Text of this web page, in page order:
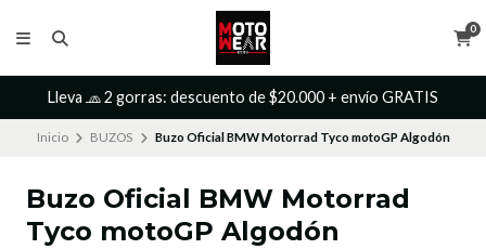
0
Lleva 🧢 2 gorras: descuento de $20.000 + envío GRATIS
Inicio BUZOS Buzo Oficial BMW Motorrad Tyco motoGP Algodón
Buzo Oficial BMW Motorrad
Tyco motoGP Algodón